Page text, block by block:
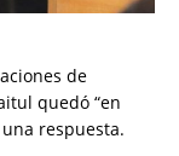
de
quedó “en
respuesta.